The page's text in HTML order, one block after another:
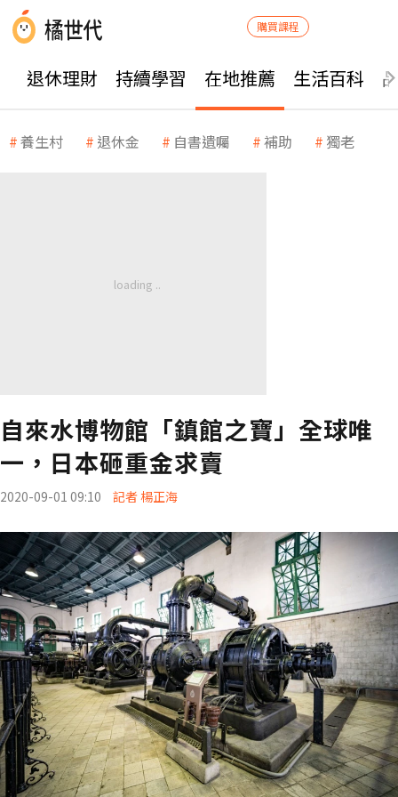
購買課程
退休理財 持續學習 在地推薦 生活百科
養生村 退休金 自書遺囑 補助 獨老
自來水博物館「鎮館之寶」全球唯
一，日本砸重金求賣
2020-09-01 09:10 記者 楊正海